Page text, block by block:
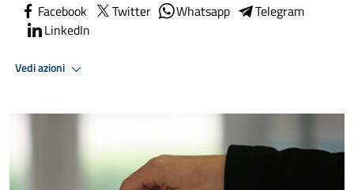
Facebook Twitter Whatsapp
Telegram
LinkedIn
Vedi azioni